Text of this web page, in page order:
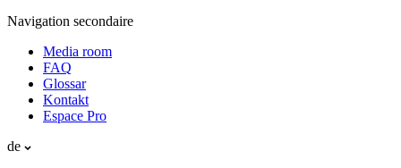
Navigation secondaire
Media room
FAQ
Glossar
Kontakt
Espace Pro
de